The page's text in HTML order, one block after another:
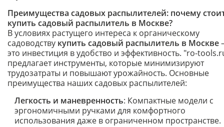
Преимущества садовых распылителей: почему
купить садовый распылитель в Москве?
В условиях растущего интереса к органическому
садоводству купить садовый распылитель в Москве
это инвестиция в удобство и эффективность. "ro-
предлагает инструменты, которые минимизируют
трудозатраты и повышают урожайность. Основные
преимущества наших садовых распылителей:
Легкость и маневренность: Компактные модели с
эргономичными ручками для комфортного
использования даже в ограниченном пространстве.